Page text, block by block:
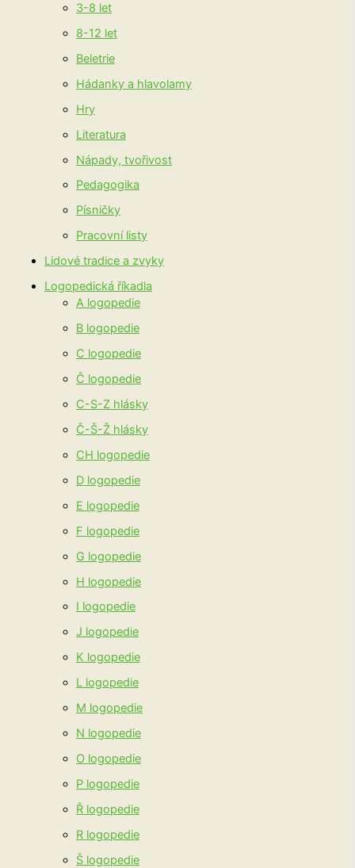
3-8 let
8-12 let
Beletrie
Hádanky a hlavolamy
Hry
Literatura
Nápady, tvořivost
Pedagogika
Písničky
Pracovní listy
Lidové tradice a zvyky
Logopedická říkadla
A logopedie
B logopedie
C logopedie
Č logopedie
C-S-Z hlásky
Č-Š-Ž hlásky
CH logopedie
D logopedie
E logopedie
F logopedie
G logopedie
H logopedie
I logopedie
J logopedie
K logopedie
L logopedie
M logopedie
N logopedie
O logopedie
P logopedie
Ř logopedie
R logopedie
Š logopedie